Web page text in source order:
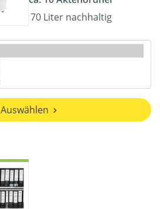
70 Liter nachhaltig
Auswählen